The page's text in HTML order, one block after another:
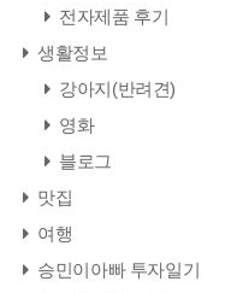
전자제품 후기
생활정보
강아지(반려견)
영화
블로그
맛집
여행
승민이아빠 투자일기